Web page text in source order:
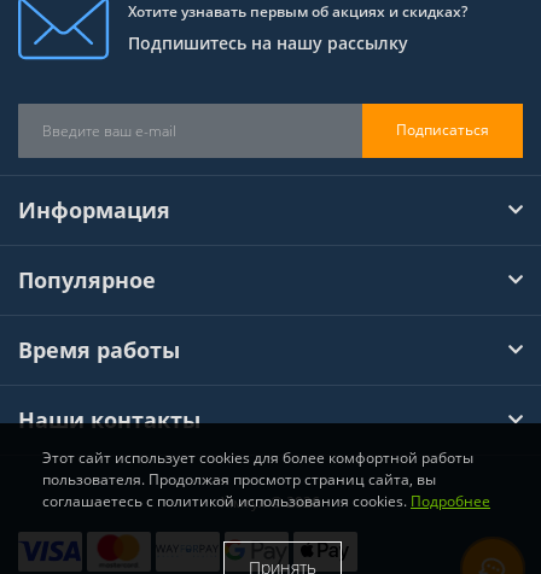
Хотите узнавать первым об акциях и скидках?
Подпишитесь на нашу рассылку
Подписаться
Информация
Популярное
Время работы
Наши контакты
Хімтул © 2026
Этот сайт использует cookies для более комфортной работы
пользователя. Продолжая просмотр страниц сайта, вы
соглашаетесь с политикой использования cookies. Подробнее
Принять